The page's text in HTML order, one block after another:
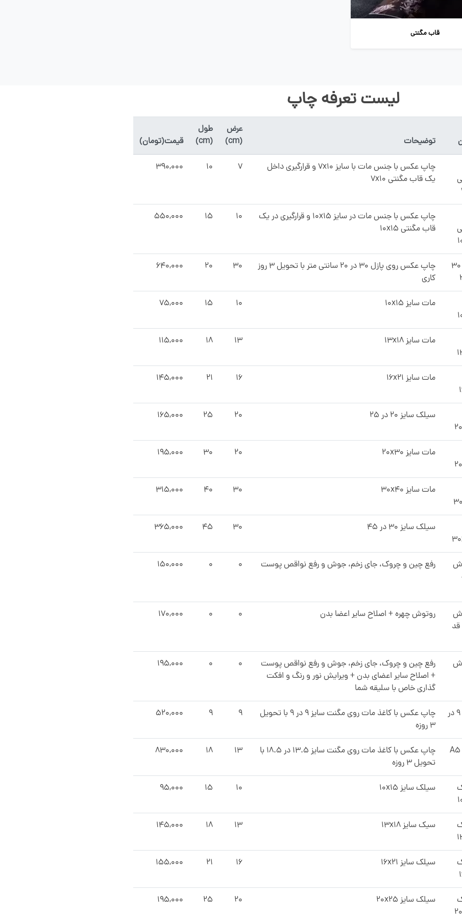
قاب مگنتی
لیست تعرفه چاپ
توضیحات
عرض
(cm)
طول
(cm)
قیمت(تومان)
چاپ عکس با جنس مات با سایز 7x10 و قرارگیری داخل
یک قاب مگنتی 7x10
۷ ۱۰ ۳۹۰,۰۰۰
چاپ عکس با جنس مات در سایز 10x15 و قرارگیری در یک
قاب مگنتی 10x15
۱۰ ۱۵ ۵۵۰,۰۰۰
پازل ۳۰
چاپ عکس روی پازل ۳۰ در ۲۰ سانتی متر با تحویل ۳ روز
کاری
۳۰ ۲۰ ۶۴۰,۰۰۰
مات سایز 10x15 ۱۰ ۱۵ ۷۵,۰۰۰
مات سایز 13x18 ۱۳ ۱۸ ۱۱۵,۰۰۰
مات سایز 16x21 ۱۶ ۲۱ ۱۴۵,۰۰۰
سیلک سایز ۲۰ در ۲۵ ۲۰ ۲۵ ۱۶۵,۰۰۰
مات سایز 20x30 ۲۰ ۳۰ ۱۹۵,۰۰۰
مات سایز 30x40 ۳۰ ۴۰ ۳۱۵,۰۰۰
سیلک سایز ۳۰ در ۴۵ ۳۰ ۴۵ ۳۶۵,۰۰۰
رفع چین و چروک، جای زخم، جوش و رفع نواقص پوست ۰ ۰ ۱۵۰,۰۰۰
قد
روتوش چهره + اصلاح سایر اعضا بدن ۰ ۰ ۱۷۰,۰۰۰
رفع چین و چروک، جای زخم، جوش و رفع نواقص پوست
+ اصلاح سایر اعضای بدن + ویرایش نور و رنگ و افکت
گذاری خاص با سلیقه شما
۰ ۰ ۱۹۵,۰۰۰
سایز ۹ در
چاپ عکس با کاغذ مات روی مگنت سایز ۹ در ۹ با تحویل
۳ روزه
۹ ۹ ۵۲۰,۰۰۰
چاپ عکس با کاغذ مات روی مگنت سایز ۱۳.۵ در ۱۸.۵ با
تحویل ۳ روزه
۱۳ ۱۸ ۸۳۰,۰۰۰
سیلک سایز 10x15 ۱۰ ۱۵ ۹۵,۰۰۰
سیک سایز 13x18 ۱۳ ۱۸ ۱۴۵,۰۰۰
سیلک سایز 16x21 ۱۶ ۲۱ ۱۵۵,۰۰۰
سیلک سایز ۲۰x۲۵ ۲۰ ۲۵ ۱۹۵,۰۰۰